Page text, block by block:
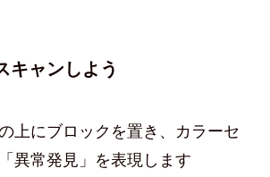
キャンしよう
上にブロックを置き、カラーセ
異常発見」を表現します